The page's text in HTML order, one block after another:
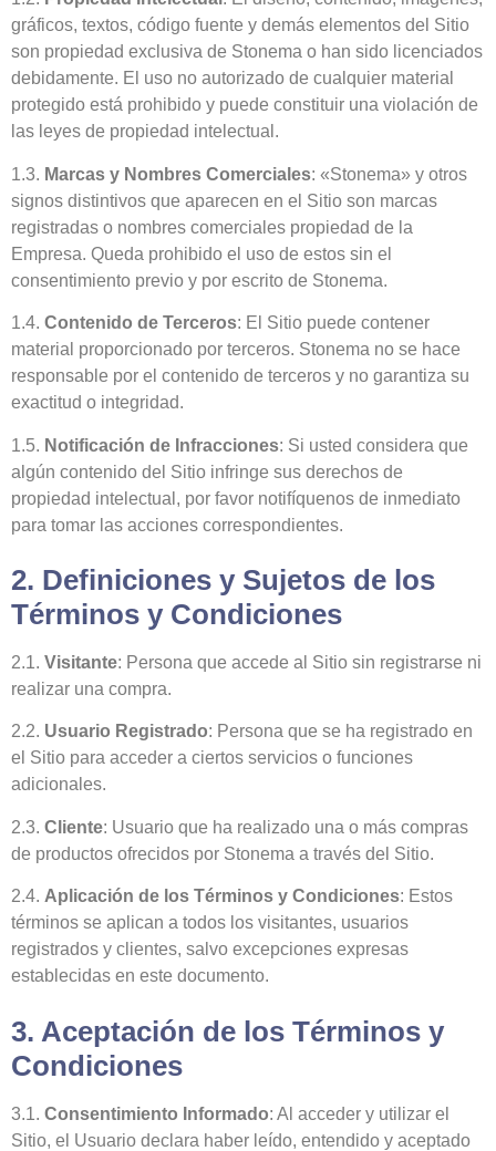
gráficos, textos, código fuente y demás elementos del Sitio
son propiedad exclusiva de Stonema o han sido licenciados
debidamente. El uso no autorizado de cualquier material
protegido está prohibido y puede constituir una violación de
las leyes de propiedad intelectual.
1.3. Marcas y Nombres Comerciales: «Stonema» y otros
signos distintivos que aparecen en el Sitio son marcas
registradas o nombres comerciales propiedad de la
Empresa. Queda prohibido el uso de estos sin el
consentimiento previo y por escrito de Stonema.
1.4. Contenido de Terceros: El Sitio puede contener
material proporcionado por terceros. Stonema no se hace
responsable por el contenido de terceros y no garantiza su
exactitud o integridad.
1.5. Notificación de Infracciones: Si usted considera que
algún contenido del Sitio infringe sus derechos de
propiedad intelectual, por favor notifíquenos de inmediato
para tomar las acciones correspondientes.
2. Definiciones y Sujetos de los
Términos y Condiciones
2.1. Visitante: Persona que accede al Sitio sin registrarse ni
realizar una compra.
2.2. Usuario Registrado: Persona que se ha registrado en
el Sitio para acceder a ciertos servicios o funciones
adicionales.
2.3. Cliente: Usuario que ha realizado una o más compras
de productos ofrecidos por Stonema a través del Sitio.
2.4. Aplicación de los Términos y Condiciones: Estos
términos se aplican a todos los visitantes, usuarios
registrados y clientes, salvo excepciones expresas
establecidas en este documento.
3. Aceptación de los Términos y
Condiciones
3.1. Consentimiento Informado: Al acceder y utilizar el
Sitio, el Usuario declara haber leído, entendido y aceptado